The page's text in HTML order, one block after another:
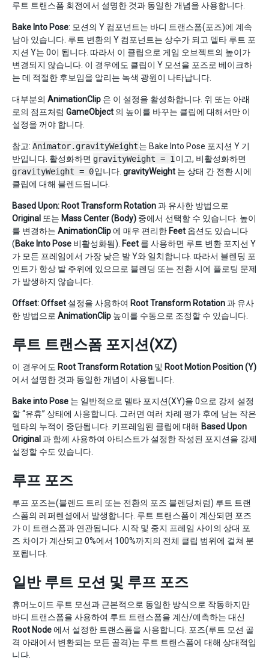
루트 트랜스폼 회전에서 설명한 것과 동일한 개념을 사용합니다.
Bake Into Pose: 모션의 Y 컴포넌트는 바디 트랜스폼(포즈)에 계속
남아 있습니다. 루트 변환의 Y 컴포넌트는 상수가 되고 델타 루트 포
지션 Y는 0이 됩니다. 따라서 이 클립으로 게임 오브젝트의 높이가
변경되지 않습니다. 이 경우에도 클립이 Y 모션을 포즈로 베이크하
는 데 적절한 후보임을 알리는 녹색 광원이 나타납니다.
대부분의 AnimationClip 은 이 설정을 활성화합니다. 위 또는 아래
로의 점프처럼 GameObject 의 높이를 바꾸는 클립에 대해서만 이
설정을 꺼야 합니다.
참고: Animator.gravityWeight는 Bake Into Pose 포지션 Y 기
반입니다. 활성화하면 gravityWeight = 1 이고, 비활성화하면
gravityWeight = 0입니다. gravityWeight 는 상태 간 전환 시에
클립에 대해 블렌드됩니다.
Based Upon: Root Transform Rotation과 유사한 방법으로
Original 또는 Mass Center (Body) 중에서 선택할 수 있습니다. 높이
를 변경하는 AnimationClip에 매우 편리한 Feet 옵션도 있습니다
(Bake Into Pose 비활성화됨). Feet 를 사용하면 루트 변환 포지션 Y
가 모든 프레임에서 가장 낮은 발 Y와 일치합니다. 따라서 블렌딩 포
인트가 항상 발 주위에 있으므로 블렌딩 또는 전환 시에 플로팅 문제
가 발생하지 않습니다.
Offset:Offset 설정을 사용하여 Root Transform Rotation과 유사
한 방법으로 AnimationClip 높이를 수동으로 조정할 수 있습니다.
루트 트랜스폼 포지션(XZ)
이 경우에도 Root Transform Rotation 및 Root Motion Position (Y)
에서 설명한 것과 동일한 개념이 사용됩니다.
Bake into Pose 는 일반적으로 델타 포지션(XY)을 0으로 강제 설정
할 “유휴” 상태에 사용합니다. 그러면 여러 차례 평가 후에 남는 작은
델타의 누적이 중단됩니다. 키프레임된 클립에 대해 Based Upon
Original 과 함께 사용하여 아티스트가 설정한 작성된 포지션을 강제
설정할 수도 있습니다.
루프 포즈
루프 포즈는(블렌드 트리 또는 전환의 포즈 블렌딩처럼) 루트 트랜
스폼의 레퍼렌셜에서 발생합니다. 루트 트랜스폼이 계산되면 포즈
가 이 트랜스폼과 연관됩니다. 시작 및 중지 프레임 사이의 상대 포
즈 차이가 계산되고 0%에서 100%까지의 전체 클립 범위에 걸쳐 분
포됩니다.
일반 루트 모션 및 루프 포즈
휴머노이드 루트 모션과 근본적으로 동일한 방식으로 작동하지만
바디 트랜스폼을 사용하여 루트 트랜스폼을 계산/예측하는 대신
Root Node에서 설정한 트랜스폼을 사용합니다. 포즈(루트 모션 골
격 아래에서 변환되는 모든 골격)는 루트 트랜스폼에 대해 상대적입
니다.